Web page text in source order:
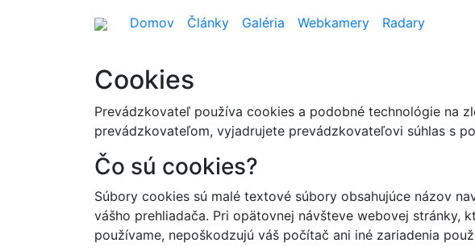
Domov Články Galéria Webkamery Radary
Cookies
Prevádzkovateľ používa cookies a podobné technológie na
prevádzkovateľom, vyjadrujete prevádzkovateľovi súhlas s
Čo sú cookies?
Súbory cookies sú malé textové súbory obsahujúce názov
vášho prehliadača. Pri opätovnej návšteve webovej
používame, nepoškodzujú váš počítač ani iné zariadenia